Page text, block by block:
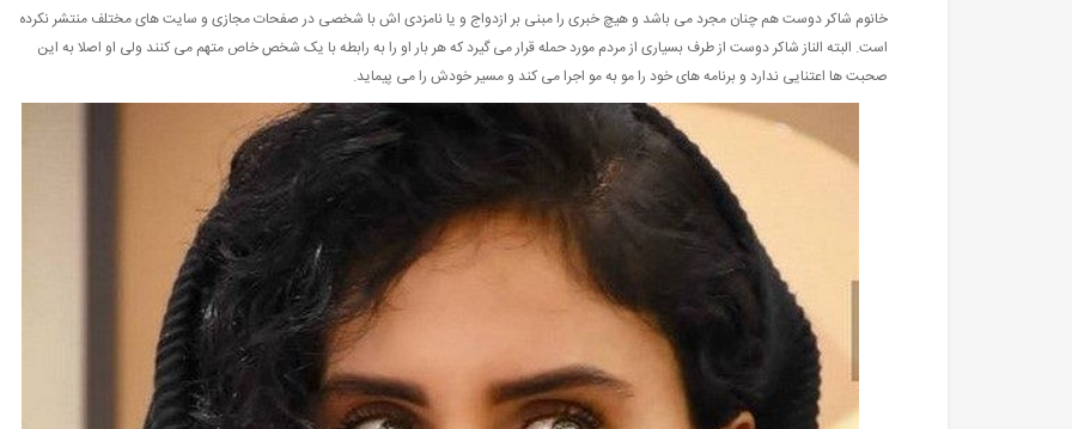
خانوم شاکر دوست هم چنان مجرد می باشد و هیچ خبری را مبنی بر ازدواج و یا نامزدی اش با شخصی در صفحات مجازی و سایت های مختلف منتشر نکرده
است. البته الناز شاکر دوست از طرف بسیاری از مردم مورد حمله قرار می گیرد که هر بار او را به رابطه با یک شخص خاص متهم می کنند ولی او اصلا به این
صحبت ها اعتنایی ندارد و برنامه های خود را مو به مو اجرا می کند و مسیر خودش را می پیماید.